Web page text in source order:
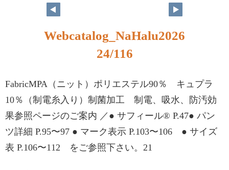
Webcatalog_NaHalu2026
24/116
FabricMPA（ニット）ポリエステル90％ キュプラ
10％（制電糸入り）制菌加工 制電、吸水、防汚効
果参照ページのご案内 ／● サフィール® P.47● パン
ツ詳細 P.95〜97 ● マーク表示 P.103〜106 ● サイズ
表 P.106〜112 をご参照下さい。21